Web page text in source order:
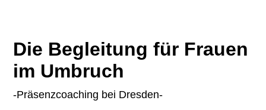
Die Begleitung für Frauen
im Umbruch
-Präsenzcoaching bei Dresden-